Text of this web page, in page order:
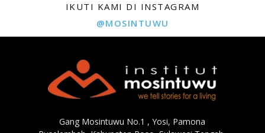
IKUTI KAMI DI INSTAGRAM
@MOSINTUWU
Gang Mosintuwu No.1 , Yosi, Pamona